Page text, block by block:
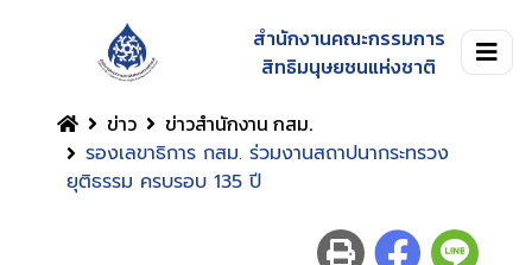
สำนักงานคณะกรรมการ
สิทธิมนุษยชนแห่งชาติ
ข่าว
ข่าวสำนักงาน กสม.
รองเลขาธิการ กสม. ร่วมงานสถาปนากระทรวง
ยุติธรรม ครบรอบ 135 ปี